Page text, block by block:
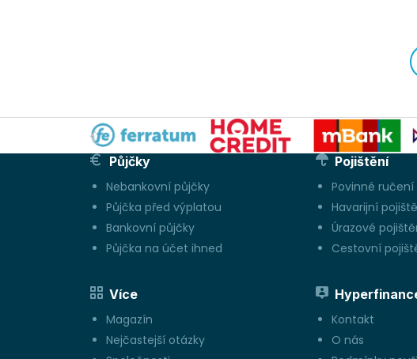
Půjčky
Nebankovní půjčky
Půjčka před výplatou
Bankovní půjčky
Půjčka na účet ihned
Pojištění
Povinné ručení
Havarijní
Úrazové
Cestovní
Více
Magazín
Nejčastejší otázky
Kontakt
O nás